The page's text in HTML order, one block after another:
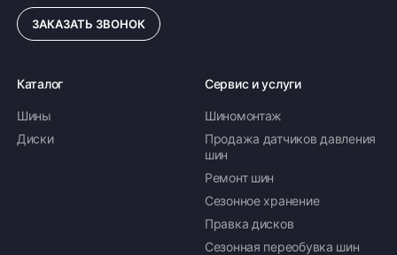
ПОДРОБНЕЕ ОБ ДОСТАВКЕ
Оплата заказа
Возможна картой, наличными при получении,
также доступно оформление кредита и
формирование счёта для Юр.Лица
ЗАКАЗАТЬ ЗВОНОК
Каталог
Шины
Диски
Сервис и услуги
Шиномонтаж
Продажа датчиков давления
шин
Ремонт шин
Сезонное хранение
Правка дисков
Сезонная переобувка шин